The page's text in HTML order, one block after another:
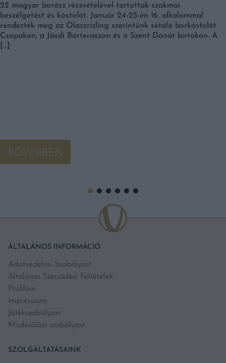
22 magyar borász részvételével tartottak szakmai
beszélgetést és kóstolót. Január 24-25-én 16. alkalommal
rendezték meg az Olaszrizling szerintünk sétáló borkóstolót
Csopakon, a Jásdi Borteraszon és a Szent Donát birtokon. A
[…]
BŐVEBBEN
ÁLTALÁNOS INFORMÁCIÓ
Adatvédelmi Szabályzat
Általános Szerződési Feltételek
Profilom
Impresszum
Játékszabályzat
Moderálási szabályzat
SZOLGÁLTATÁSAINK